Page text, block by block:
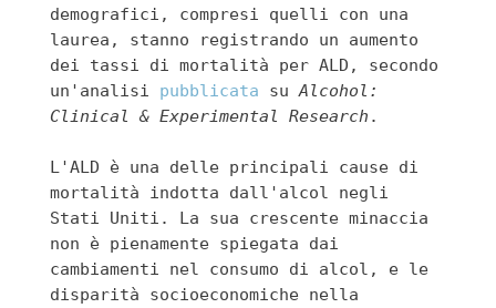
demografici, compresi quelli con una
laurea, stanno registrando un aumento
dei tassi di mortalità per ALD, secondo
un'analisi pubblicata su Alcohol:
Clinical & Experimental Research .
L'ALD è una delle principali cause di
mortalità indotta dall'alcol negli
Stati Uniti. La sua crescente minaccia
non è pienamente spiegata dai
cambiamenti nel consumo di alcol, e le
disparità socioeconomiche nella